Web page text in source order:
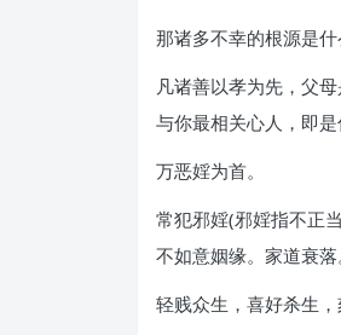
那诸多不幸的根源是
凡诸善以孝为先，父
与你最相关心人，即
万恶婬为首。
常犯邪婬(邪婬指不正
不如意姻缘。家道衰
轻贱众生，喜好杀生，